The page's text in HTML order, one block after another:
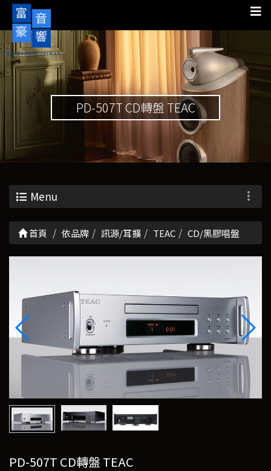
PD-507T CD轉盤 TEAC
Menu
首頁 依品牌 訊源/耳擴 TEAC CD/黑膠唱盤
PD-507T CD轉盤 TEAC